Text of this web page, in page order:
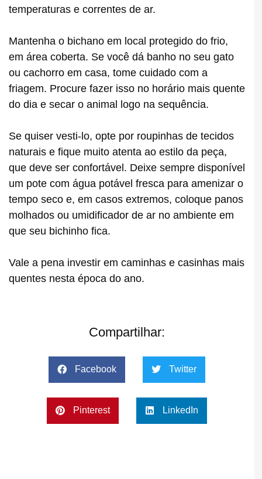
temperaturas e correntes de ar.
Mantenha o bichano em local protegido do frio,
em área coberta. Se você dá banho no seu gato
ou cachorro em casa, tome cuidado com a
friagem. Procure fazer isso no horário mais quente
do dia e secar o animal logo na sequência.
Se quiser vesti-lo, opte por roupinhas de tecidos
naturais e fique muito atenta ao estilo da peça,
que deve ser confortável. Deixe sempre disponível
um pote com água potável fresca para amenizar o
tempo seco e, em casos extremos, coloque panos
molhados ou umidificador de ar no ambiente em
que seu bichinho fica.
Vale a pena investir em caminhas e casinhas mais
quentes nesta época do ano.
Compartilhar:
Facebook Twitter
Pinterest LinkedIn